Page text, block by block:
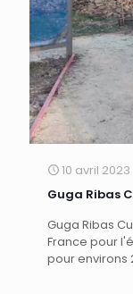
10 avril 2023
Guga Ribas
Guga Ribas
France pour
pour environs